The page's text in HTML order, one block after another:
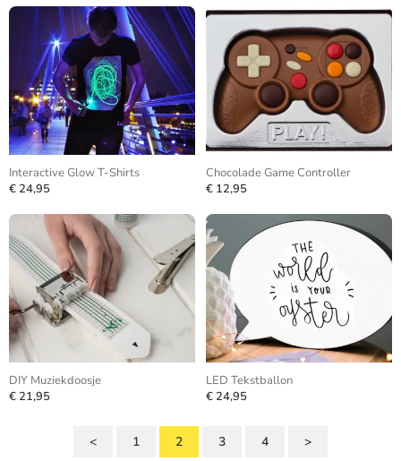
Interactive Glow T-Shirts
€ 24,95
Chocolade Game Controller
€ 12,95
DIY Muziekdoosje
€ 21,95
LED Tekstballon
€ 24,95
< 1 2 3 4 >